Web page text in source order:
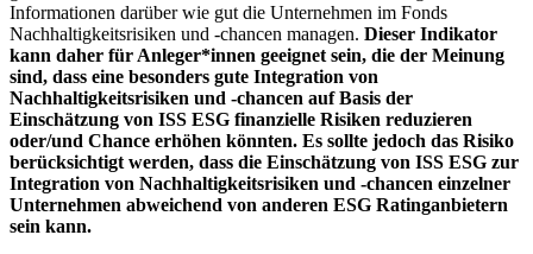
Informationen darüber wie gut die Unternehmen im Fonds
Nachhaltigkeitsrisiken und -chancen managen. Dieser Indikator
kann daher für Anleger*innen geeignet sein, die der Meinung
sind, dass eine besonders gute Integration von
Nachhaltigkeitsrisiken und -chancen auf Basis der
Einschätzung von ISS ESG finanzielle Risiken reduzieren
oder/und Chance erhöhen könnten. Es sollte jedoch das Risiko
berücksichtigt werden, dass die Einschätzung von ISS ESG zur
Integration von Nachhaltigkeitsrisiken und -chancen einzelner
Unternehmen abweichend von anderen ESG Ratinganbietern
sein kann.